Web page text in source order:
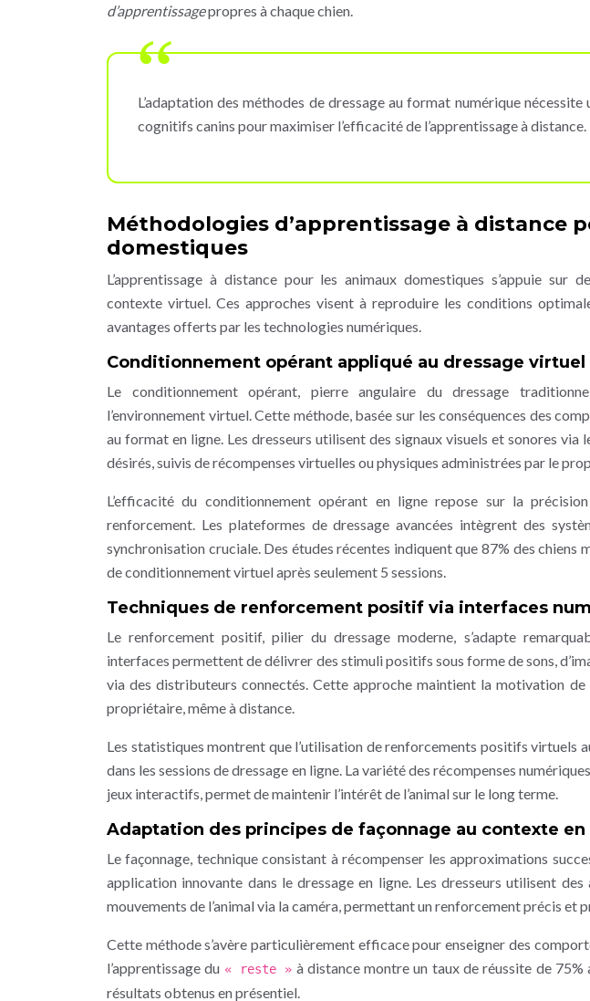
d’apprentissagepropres à chaque chien.
L’adaptation des méthodes de dressage au format numérique
cognitifs canins pour maximiser l’efficacité de l’apprentissage à distance.
Méthodologies d’apprentissage à distance
domestiques
L’apprentissage à distance pour les animaux domestiques s’appuie sur
contexte virtuel. Ces approches visent à reproduire les conditions
avantages offerts par les technologies numériques.
Conditionnement opérant appliqué au dressage virtuel
Le conditionnement opérant, pierre angulaire du dressage
l’environnement virtuel. Cette méthode, basée sur les conséquences des
au format en ligne. Les dresseurs utilisent des signaux visuels et sonores
désirés, suivis de récompenses virtuelles ou physiques administrées par le
L’efficacité du conditionnement opérant en ligne repose sur la
renforcement. Les plateformes de dressage avancées intègrent des
synchronisation cruciale. Des études récentes indiquent que 87% des
de conditionnement virtuel après seulement 5 sessions.
Techniques de renforcement positif via interfaces
Le renforcement positif, pilier du dressage moderne, s’adapte
interfaces permettent de délivrer des stimuli positifs sous forme de sons,
via des distributeurs connectés. Cette approche maintient la motivation de
propriétaire, même à distance.
Les statistiques montrent que l’utilisation de renforcements positifs virtuels
dans les sessions de dressage en ligne. La variété des récompenses
jeux interactifs, permet de maintenir l’intérêt de l’animal sur le long terme.
Adaptation des principes de façonnage au contexte en
Le façonnage, technique consistant à récompenser les approximations
application innovante dans le dressage en ligne. Les dresseurs utilisent
mouvements de l’animal via la caméra, permettant un renforcement précis
Cette méthode s’avère particulièrement efficace pour enseigner des
l’apprentissage du « reste » à distance montre un taux de réussite de
résultats obtenus en présentiel.